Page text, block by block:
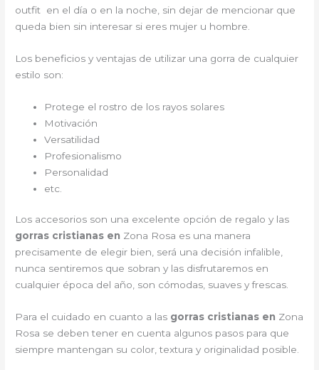
outfit en el día o en la noche, sin dejar de mencionar que
queda bien sin interesar si eres mujer u hombre.
Los beneficios y ventajas de utilizar una gorra de cualquier
estilo son:
Protege el rostro de los rayos solares
Motivación
Versatilidad
Profesionalismo
Personalidad
etc.
Los accesorios son una excelente opción de regalo y las
gorras cristianas en Zona Rosa es una manera
precisamente de elegir bien, será una decisión infalible,
nunca sentiremos que sobran y las disfrutaremos en
cualquier época del año, son cómodas, suaves y frescas.
Para el cuidado en cuanto a las gorras cristianas en Zona
Rosa se deben tener en cuenta algunos pasos para que
siempre mantengan su color, textura y originalidad posible.